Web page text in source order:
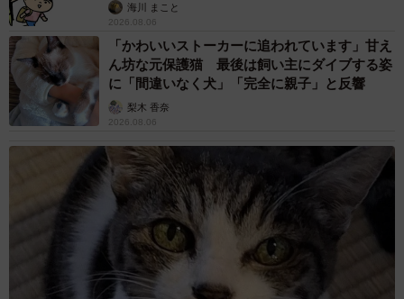
海川 まこと
2026.08.06
「かわいいストーカーに追われています」甘え
ん坊な元保護猫 最後は飼い主にダイブする姿
に「間違いなく犬」「完全に親子」と反響
梨木 香奈
2026.08.06